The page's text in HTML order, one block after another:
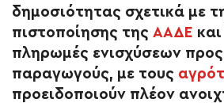
δημοσιότητας σχετικά με
πιστοποίησης της ΑΑΔΕ
πληρωμές ενισχύσεων προς
παραγωγούς, με τους
προειδοποιούν πλέον